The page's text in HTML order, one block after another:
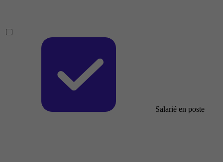
Salarié en poste